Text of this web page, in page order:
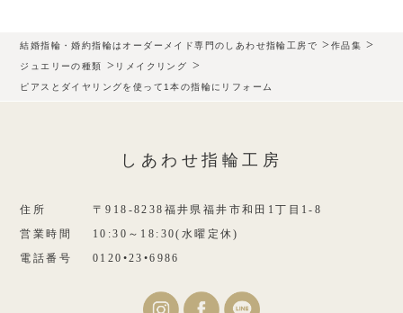
結婚指輪・婚約指輪はオーダーメイド専門のしあわせ指輪工房で > 作品集 >
ジュエリーの種類 > リメイクリング >
ピアスとダイヤリングを使って1本の指輪にリフォーム
しあわせ指輪工房
住所
〒918-8238福井県福井市和田1丁目1-8
営業時間
10:30～18:30(水曜定休)
電話番号
0120•23•6986